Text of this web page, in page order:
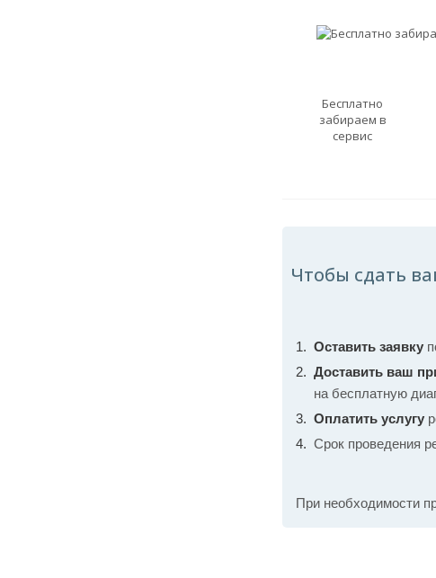
Бесплатно
забираем в
сервис
Чтобы сдать
Оставить заявку
Доставить ваш
на бесплатную
Оплатить услугу
Срок проведения
При необходимости